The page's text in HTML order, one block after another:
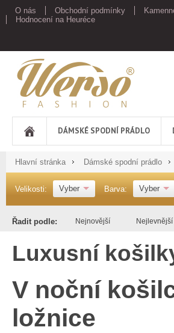
O nás Obchodní podmínky
Hodnocení na Heuréce
Werso
DÁMSKÉ SPODNÍ PRÁDLO
Hlavní stránka Dámské spodní prádlo
Velikosti: Vyber Barva: Vyber
Řadit podle: Nejnovější Nejlevnější
Luxusní
V noční
ložnice